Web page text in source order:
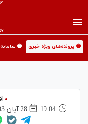
🟡 پرونده‌های ویژه خبری 🟡
19:04
28 آبان 1403